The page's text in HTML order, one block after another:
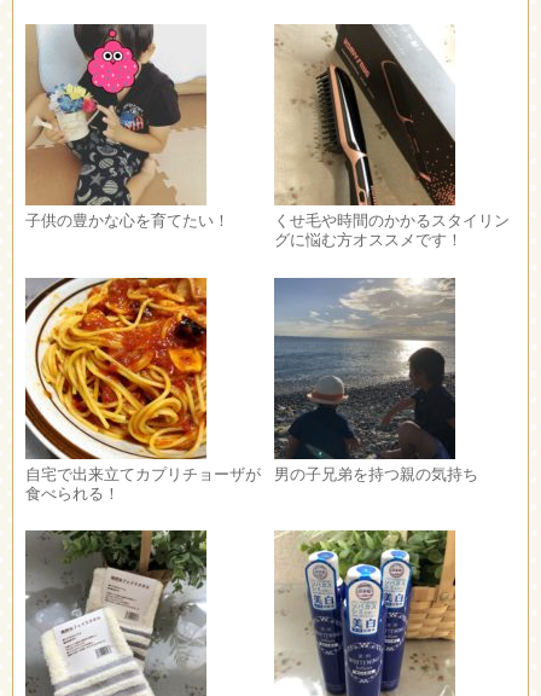
子供の豊かな心を育てたい！
くせ毛や時間のかかるスタイリン
グに悩む方オススメです！
自宅で出来立てカプリチョーザが
食べられる！
男の子兄弟を持つ親の気持ち